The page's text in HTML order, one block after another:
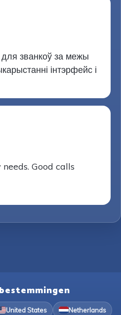
званкоў за межы
інтэрфейс і
Good calls
United States Netherlands